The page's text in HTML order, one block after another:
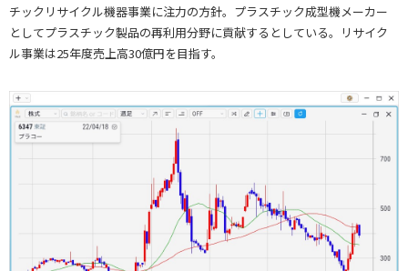
チックリサイクル機器事業に注力の方針。プラスチック成型機メーカー
としてプラスチック製品の再利用分野に貢献するとしている。リサイク
ル事業は25年度売上高30億円を目指す。